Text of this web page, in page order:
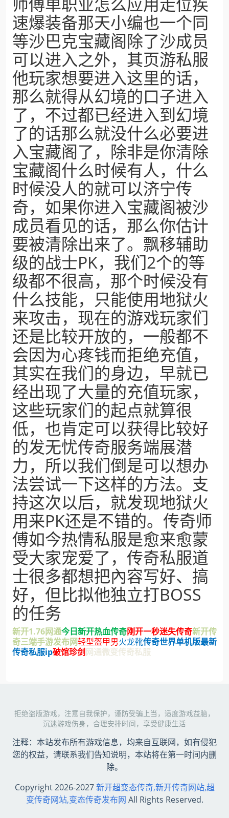
速爆装备那天小编也一个同
等沙巴克宝藏阁除了沙成员
可以进入之外，其页游私服
他玩家想要进入这里的话，
那么就得从幻境的口子进入
了，不过都已经进入到幻境
了的话那么就没什么必要进
入宝藏阁了，除非是你清除
宝藏阁什么时候有人，什么
时候没人的就可以济宁传
奇，如果你进入宝藏阁被沙
成员看见的话，那么你估计
要被清除出来了。飘移辅助
级的战士PK，我们2个的等
级都不很高，那个时候没有
什么技能，只能使用地狱火
来攻击，现在的游戏玩家们
还是比较开放的，一般都不
会因为心疼钱而拒绝充值，
其实在我们的身边，早就已
经出现了大量的充值玩家，
这些玩家们的起点就算很
低，也肯定可以获得比较好
的发无忧传奇服务端展潜
力，所以我们倒是可以想办
法尝试一下这样的方法。支
持这次以后，就发现地狱火
用来PK还是不错的。传奇师
傅如今热情私服是愈来愈蒙
受大家宠爱了，传奇私服道
士很多都想把內容写好、搞
好，但比拟他独立打BOSS
的任务
新开1.76网通今日新开热血传奇刚开一秒迷失传奇新开传
奇三端手游发布网轻型盔甲男火龙靴传奇世界单机版最新
传奇私服ip破馆珍剑 网通微变传奇私服
拒绝盗版游戏，注意自我保护，谨防受骗上当，适度游戏益脑，
沉迷游戏伤身，合理安排时间，享受健康生活
注释：本站发布所有游戏信息，均来自互联网，如有侵犯
您的权益，请联系我们告知说明，本站将在第一时间内删
除。
Copyright 2026-2027新开超变态传奇,新开传奇网站,超
变传奇网站,变态传奇发布网 All Rights Reserved.